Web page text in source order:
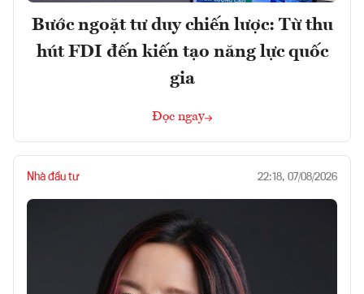
Bước ngoặt tư duy chiến lược: Từ thu
hút FDI đến kiến tạo năng lực quốc
gia
Đọc ngay
Nhà đầu tư 22:18, 07/08/2026